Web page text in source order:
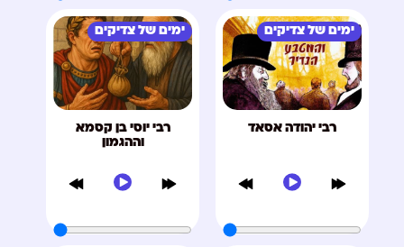
ימים של צדיקים
רבי יהודה אסאד
ימים של צדיקים
רבי יוסי בן קסמא
וההגמון